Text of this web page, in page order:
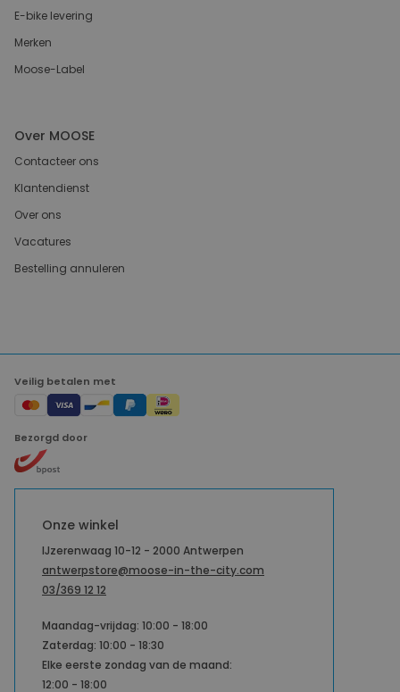
E-bike levering
Merken
Moose-Label
Over MOOSE
Contacteer ons
Klantendienst
Over ons
Vacatures
Bestelling annuleren
Veilig betalen met
Bezorgd door
Onze winkel
IJzerenwaag 10-12 - 2000 Antwerpen
antwerpstore@moose-in-the-city.com
03/369 12 12
Maandag-vrijdag: 10:00 - 18:00
Zaterdag: 10:00 - 18:30
Elke eerste zondag van de maand:
12:00 - 18:00